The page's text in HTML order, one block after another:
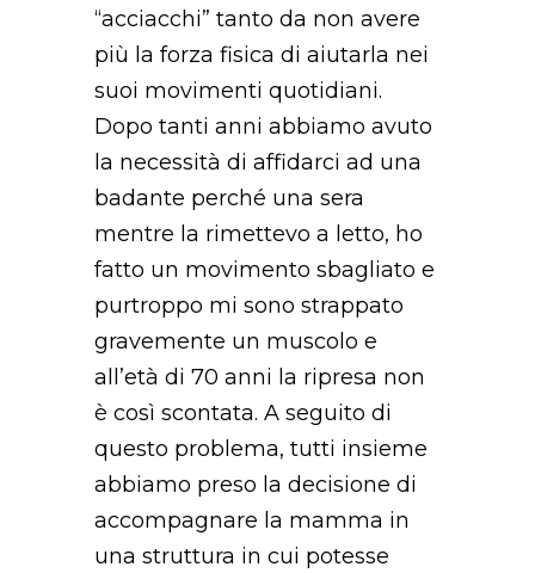
“acciacchi” tanto da non avere
più la forza fisica di aiutarla nei
suoi movimenti quotidiani.
Dopo tanti anni abbiamo avuto
la necessità di affidarci ad una
badante perché una sera
mentre la rimettevo a letto, ho
fatto un movimento sbagliato e
purtroppo mi sono strappato
gravemente un muscolo e
all’età di 70 anni la ripresa non
è così scontata. A seguito di
questo problema, tutti insieme
abbiamo preso la decisione di
accompagnare la mamma in
una struttura in cui potesse